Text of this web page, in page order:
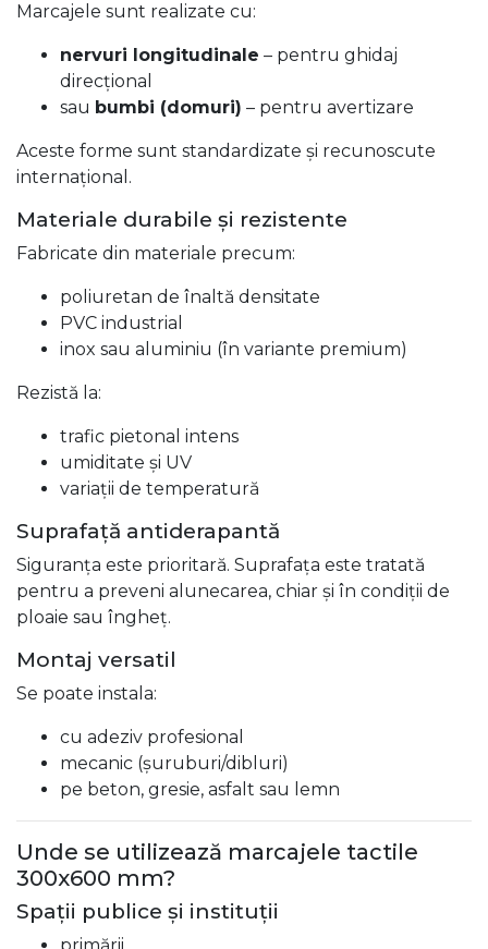
Marcajele sunt realizate cu:
nervuri longitudinale – pentru ghidaj
direcțional
sau bumbi (domuri) – pentru avertizare
Aceste forme sunt standardizate și recunoscute
internațional.
Materiale durabile și rezistente
Fabricate din materiale precum:
poliuretan de înaltă densitate
PVC industrial
inox sau aluminiu (în variante premium)
Rezistă la:
trafic pietonal intens
umiditate și UV
variații de temperatură
Suprafață antiderapantă
Siguranța este prioritară. Suprafața este tratată
pentru a preveni alunecarea, chiar și în condiții de
ploaie sau îngheț.
Montaj versatil
Se poate instala:
cu adeziv profesional
mecanic (șuruburi/dibluri)
pe beton, gresie, asfalt sau lemn
Unde se utilizează marcajele tactile
300x600 mm?
Spații publice și instituții